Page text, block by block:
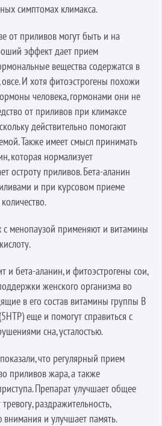
симптомах климакса.
от приливов могут быть и на
эффект дает прием
вещества содержатся в
овсе. И хотя фитоэстрогены похожи
человека, гормонами они не
от приливов при климаксе
действительно помогают
Также имеет смысл принимать
которая нормализует
остроту приливов. Бета-аланин
и при курсовом приеме
с менопаузой применяют и витамины
и бета-аланин, и фитоэстрогены сои,
женского организма во
в его состав витамины группы В
еще и помогут справиться с
сна, усталостью.
что регулярный прием
приливов жара, а также
Препарат улучшает общее
раздражительность,
и улучшает память.